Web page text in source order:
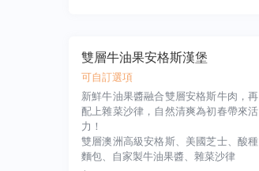
雙層牛油果安格斯漢堡
可自訂選項
新鮮牛油果醬融合雙層安格斯牛肉，再
配上雜菜沙律，自然清爽為初春帶來活
力！
雙層澳洲高級安格斯、美國芝士、酸種
麵包、自家製牛油果醬、雜菜沙律